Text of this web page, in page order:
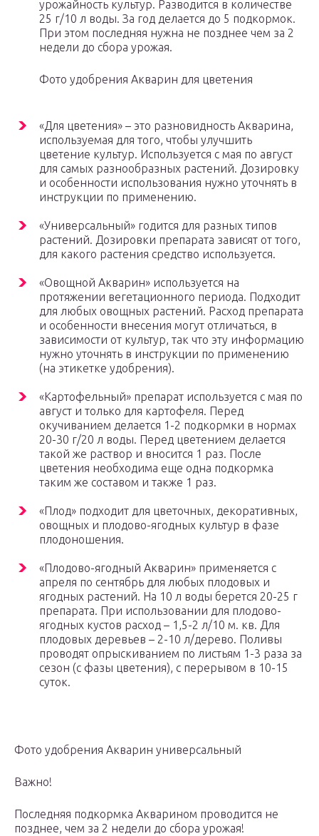
урожайность культур. Разводится в количестве
25 г/10 л воды. За год делается до 5 подкормок.
При этом последняя нужна не позднее чем за 2
недели до сбора урожая.
Фото удобрения Акварин для цветения
«Для цветения» – это разновидность Акварина,
используемая для того, чтобы улучшить
цветение культур. Используется с мая по август
для самых разнообразных растений. Дозировку
и особенности использования нужно уточнять в
инструкции по применению.
«Универсальный» годится для разных типов
растений. Дозировки препарата зависят от того,
для какого растения средство используется.
«Овощной Акварин» используется на
протяжении вегетационного периода. Подходит
для любых овощных растений. Расход препарата
и особенности внесения могут отличаться, в
зависимости от культур, так что эту информацию
нужно уточнять в инструкции по применению
(на этикетке удобрения).
«Картофельный» препарат используется с мая по
август и только для картофеля. Перед
окучиванием делается 1-2 подкормки в нормах
20-30 г/20 л воды. Перед цветением делается
такой же раствор и вносится 1 раз. После
цветения необходима еще одна подкормка
таким же составом и также 1 раз.
«Плод» подходит для цветочных, декоративных,
овощных и плодово-ягодных культур в фазе
плодоношения.
«Плодово-ягодный Акварин» применяется с
апреля по сентябрь для любых плодовых и
ягодных растений. На 10 л воды берется 20-25 г
препарата. При использовании для плодово-
ягодных кустов расход – 1,5-2 л/10 м. кв. Для
плодовых деревьев – 2-10 л/дерево. Поливы
проводят опрыскиванием по листьям 1-3 раза за
сезон (с фазы цветения), с перерывом в 10-15
суток.
Фото удобрения Акварин универсальный
Важно!
Последняя подкормка Акварином проводится не
позднее, чем за 2 недели до сбора урожая!